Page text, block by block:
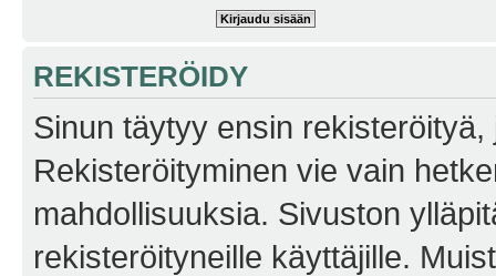
REKISTERÖIDY
Sinun täytyy ensin
Rekisteröityminen vie vain
mahdollisuuksia. Sivuston
rekisteröityneille käyttäjille.